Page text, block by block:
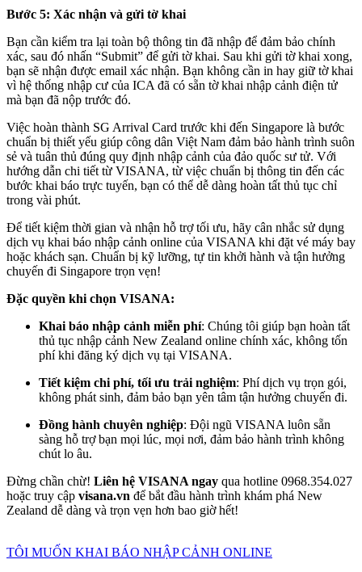
Bước 5: Xác nhận và gửi tờ khai
Bạn cần kiểm tra lại toàn bộ thông tin đã nhập để đảm bảo chính
xác, sau đó nhấn “Submit” để gửi tờ khai. Sau khi gửi tờ khai xong,
bạn sẽ nhận được email xác nhận. Bạn không cần in hay giữ tờ khai
vì hệ thống nhập cư của ICA đã có sẵn tờ khai nhập cảnh điện tử
mà bạn đã nộp trước đó.
Việc hoàn thành SG Arrival Card trước khi đến Singapore là bước
chuẩn bị thiết yếu giúp công dân Việt Nam đảm bảo hành trình suôn
sẻ và tuân thủ đúng quy định nhập cảnh của đảo quốc sư tử. Với
hướng dẫn chi tiết từ VISANA, từ việc chuẩn bị thông tin đến các
bước khai báo trực tuyến, bạn có thể dễ dàng hoàn tất thủ tục chỉ
trong vài phút.
Để tiết kiệm thời gian và nhận hỗ trợ tối ưu, hãy cân nhắc sử dụng
dịch vụ khai báo nhập cảnh online của VISANA khi đặt vé máy bay
hoặc khách sạn. Chuẩn bị kỹ lưỡng, tự tin khởi hành và tận hưởng
chuyến đi Singapore trọn vẹn!
Đặc quyền khi chọn VISANA:
Khai báo nhập cảnh miễn phí: Chúng tôi giúp bạn hoàn tất
thủ tục nhập cảnh New Zealand online chính xác, không tốn
phí khi đăng ký dịch vụ tại VISANA.
Tiết kiệm chi phí, tối ưu trải nghiệm: Phí dịch vụ trọn gói,
không phát sinh, đảm bảo bạn yên tâm tận hưởng chuyến đi.
Đồng hành chuyên nghiệp: Đội ngũ VISANA luôn sẵn
sàng hỗ trợ bạn mọi lúc, mọi nơi, đảm bảo hành trình không
chút lo âu.
Đừng chần chừ! Liên hệ VISANA ngay qua hotline 0968.354.027
hoặc truy cập visana.vn để bắt đầu hành trình khám phá New
Zealand dễ dàng và trọn vẹn hơn bao giờ hết!
TÔI MUỐN KHAI BÁO NHẬP CẢNH ONLINE